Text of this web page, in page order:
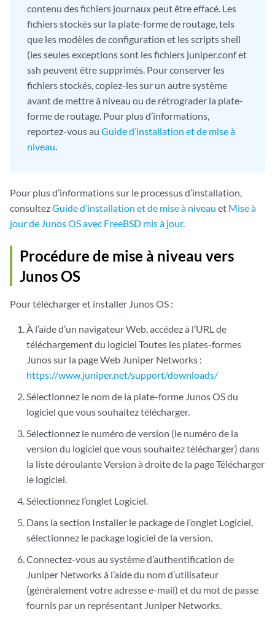
contenu des fichiers journaux peut être effacé. Les
fichiers stockés sur la plate-forme de routage, tels
que les modèles de configuration et les scripts shell
(les seules exceptions sont les fichiers juniper.conf et
ssh peuvent être supprimés. Pour conserver les
fichiers stockés, copiez-les sur un autre système
avant de mettre à niveau ou de rétrograder la plate-
forme de routage. Pour plus d’informations,
reportez-vous au Guide d’installation et de mise à
niveau.
Pour plus d’informations sur le processus d’installation,
consultezGuide d’installation et de mise à niveau et Mise à
jour de Junos OS avec FreeBSD mis à jour.
Procédure de mise à niveau vers
Junos OS
Pour télécharger et installer Junos OS :
À l’aide d’un navigateur Web, accédez à l’URL de
téléchargement du logiciel Toutes les plates-formes
Junos sur la page Web Juniper Networks :
https://www.juniper.net/support/downloads/
Sélectionnez le nom de la plate-forme Junos OS du
logiciel que vous souhaitez télécharger.
Sélectionnez le numéro de version (le numéro de la
version du logiciel que vous souhaitez télécharger) dans
la liste déroulante Version à droite de la page Télécharger
le logiciel.
Sélectionnez l’onglet Logiciel.
Dans la section Installer le package de l’onglet Logiciel,
sélectionnez le package logiciel de la version.
Connectez-vous au système d’authentification de
Juniper Networks à l’aide du nom d’utilisateur
(généralement votre adresse e-mail) et du mot de passe
fournis par un représentant Juniper Networks.